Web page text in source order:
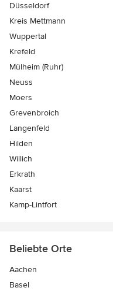
Düsseldorf
Kreis Mettmann
Wuppertal
Krefeld
Mülheim (Ruhr)
Neuss
Moers
Grevenbroich
Langenfeld
Hilden
Willich
Erkrath
Kaarst
Kamp-Lintfort
Beliebte Orte
Aachen
Basel